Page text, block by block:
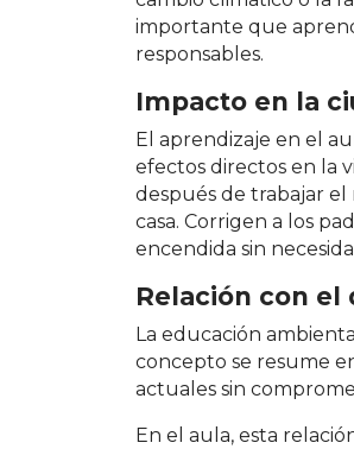
importante que
responsables.
Impacto en la
El aprendizaje en el
efectos directos en la
después de trabajar el
casa. Corrigen a los
encendida sin
Relación con
La educación
concepto se resume
actuales sin
En el aula, esta